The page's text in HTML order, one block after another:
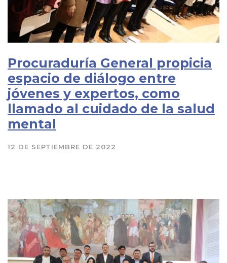
Procuraduría General propicia
espacio de diálogo entre
jóvenes y expertos, como
llamado al cuidado de la salud
mental
12 DE SEPTIEMBRE DE 2022